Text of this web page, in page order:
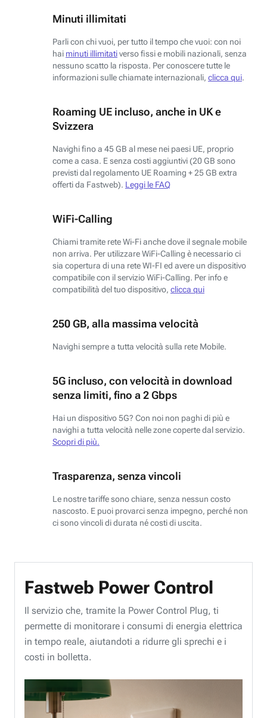
Minuti illimitati
Parli con chi vuoi, per tutto il tempo che vuoi: con noi
hai minuti illimitativerso fissi e mobili nazionali, senza
nessuno scatto la risposta. Per conoscere tutte le
informazioni sulle chiamate internazionali, clicca qui.
Roaming UE incluso, anche in UK e
Svizzera
Navighi fino a 45 GB al mese nei paesi UE, proprio
come a casa. E senza costi aggiuntivi (20 GB sono
previsti dal regolamento UE Roaming + 25 GB extra
offerti da Fastweb). Leggi le FAQ
WiFi-Calling
Chiami tramite rete Wi-Fi anche dove il segnale mobile
non arriva. Per utilizzare WiFi-Calling è necessario ci
sia copertura di una rete WI-FI ed avere un dispositivo
compatibile con il servizio WiFi-Calling. Per info e
compatibilità del tuo dispositivo, clicca qui
250 GB, alla massima velocità
Navighi sempre a tutta velocità sulla rete Mobile.
5G incluso, con velocità in download
senza limiti, fino a 2 Gbps
Hai un dispositivo 5G? Con noi non paghi di più e
navighi a tutta velocità nelle zone coperte dal servizio.
Scopri di più.
Trasparenza, senza vincoli
Le nostre tariffe sono chiare, senza nessun costo
nascosto. E puoi provarci senza impegno, perché non
ci sono vincoli di durata né costi di uscita.
Fastweb Power Control
Il servizio che, tramite la Power Control Plug, ti
permette di monitorare i consumi di energia elettrica
in tempo reale, aiutandoti a ridurre gli sprechi e i
costi in bolletta.